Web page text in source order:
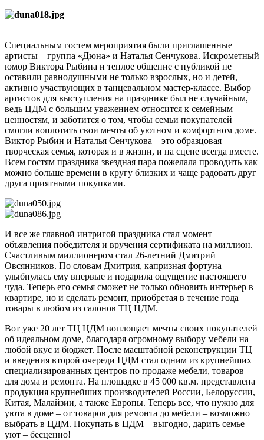
Специальным гостем мероприятия были приглашенные
артисты – группа «Дюна» и Наталья Сенчукова. Искрометный
юмор Виктора Рыбина и теплое общение с публикой не
оставили равнодушными не только взрослых, но и детей,
активно участвующих в танцевальном мастер-классе. Выбор
артистов для выступления на празднике был не случайным,
ведь ЦДМ с большим уважением относится к семейным
ценностям, и заботится о том, чтобы семьи покупателей
смогли воплотить свои мечты об уютном и комфортном доме.
Виктор Рыбин и Наталья Сенчукова – это образцовая
творческая семья, которая и в жизни, и на сцене всегда вместе.
Всем гостям праздника звездная пара пожелала проводить как
можно больше времени в кругу близких и чаще радовать друг
друга приятными покупками.
И все же главной интригой праздника стал момент
объявления победителя и вручения сертификата на миллион.
Счастливым миллионером стал 26-летний Дмитрий
Овсянников. По словам Дмитрия, капризная фортуна
улыбнулась ему впервые и подарила ощущение настоящего
чуда. Теперь его семья сможет не только обновить интерьер в
квартире, но и сделать ремонт, приобретая в течение года
товары в любом из салонов ТЦ ЦДМ.
Вот уже 20 лет ТЦ ЦДМ воплощает мечты своих покупателей
об идеальном доме, благодаря огромному выбору мебели на
любой вкус и бюджет. После масштабной реконструкции ТЦ
и введения второй очереди ЦДМ стал одним из крупнейших
специализированных центров по продаже мебели, товаров
для дома и ремонта. На площадке в 45 000 кв.м. представлена
продукция крупнейших производителей России, Белоруссии,
Китая, Малайзии, а также Европы. Теперь все, что нужно для
уюта в доме – от товаров для ремонта до мебели – возможно
выбрать в ЦДМ. Покупать в ЦДМ – выгодно, дарить семье
уют – бесценно!